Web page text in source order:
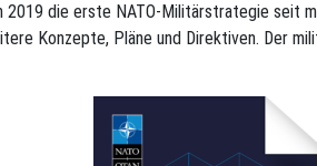
2019 die erste NATO-Militärstrategie seit
Konzepte, Pläne und Direktiven. Der